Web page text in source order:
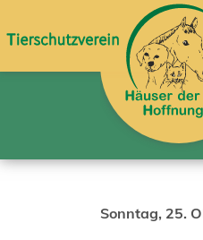
Sonntag, 25.